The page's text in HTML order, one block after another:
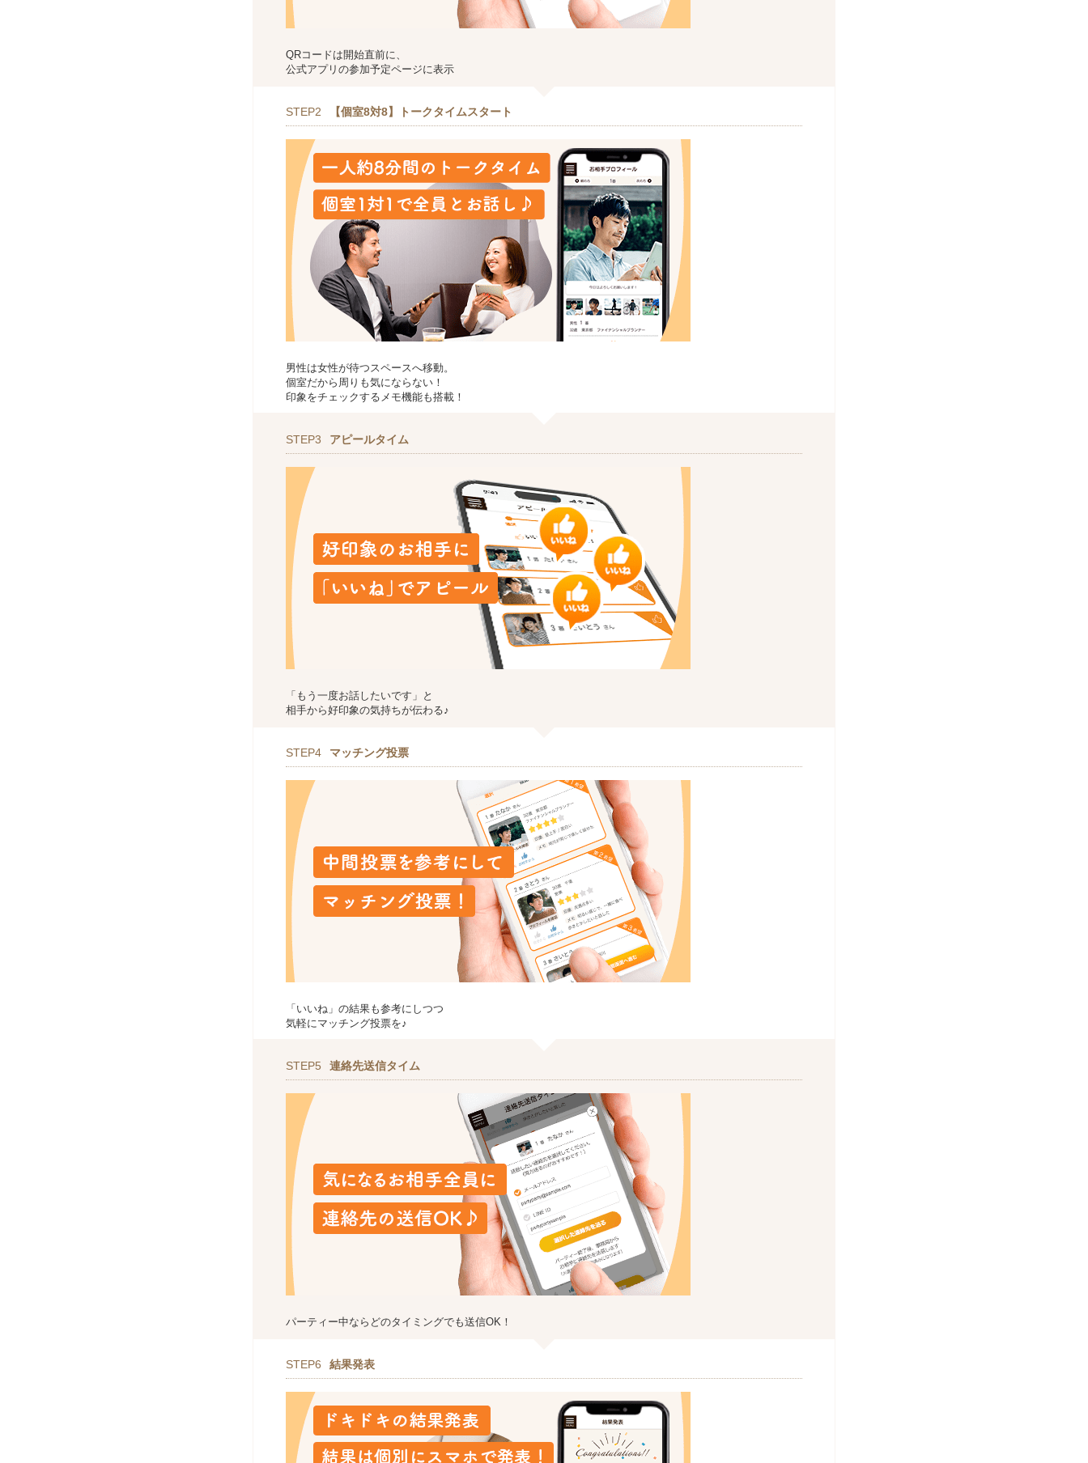
QRコードは開始直前に、
公式アプリの参加予定ページに表示
STEP2 【個室8対8】トークタイムスタート
男性は女性が待つスペースへ移動。
個室だから周りも気にならない！
印象をチェックするメモ機能も搭載！
STEP3 アピールタイム
「もう一度お話したいです」と
相手から好印象の気持ちが伝わる♪
STEP4 マッチング投票
「いいね」の結果も参考にしつつ
気軽にマッチング投票を♪
STEP5 連絡先送信タイム
パーティー中ならどのタイミングでも送信OK！
STEP6 結果発表